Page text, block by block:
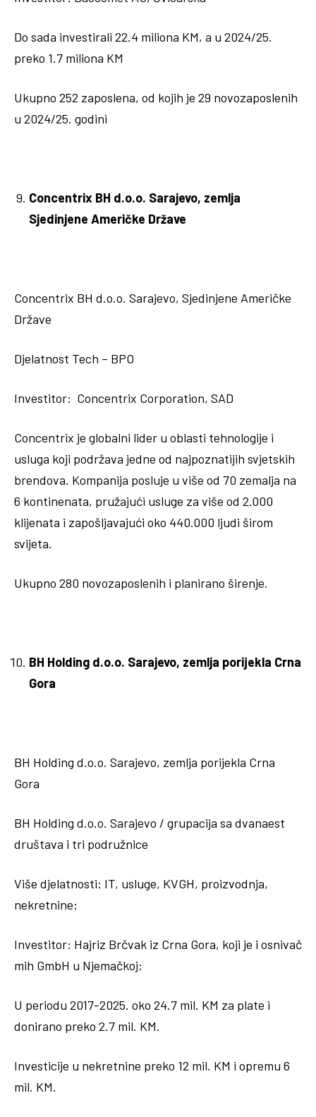
Do sada investirali 22.4 miliona KM, a u 2024/25.
preko 1.7 miliona KM
Ukupno 252 zaposlena, od kojih je 29 novozaposlenih
u 2024/25. godini
Concentrix BH d.o.o. Sarajevo, zemlja
Sjedinjene Američke Države
Concentrix BH d.o.o. Sarajevo, Sjedinjene Američke
Države
Djelatnost Tech – BPO
Investitor: Concentrix Corporation, SAD
Concentrix je globalni lider u oblasti tehnologije i
usluga koji podržava jedne od najpoznatijih svjetskih
brendova. Kompanija posluje u više od 70 zemalja na
6 kontinenata, pružajući usluge za više od 2.000
klijenata i zapošljavajući oko 440.000 ljudi širom
svijeta.
Ukupno 280 novozaposlenih i planirano širenje.
BH Holding d.o.o. Sarajevo, zemlja porijekla Crna
Gora
BH Holding d.o.o. Sarajevo, zemlja porijekla Crna
Gora
BH Holding d.o.o. Sarajevo / grupacija sa dvanaest
društava i tri podružnice
Više djelatnosti: IT, usluge, KVGH, proizvodnja,
nekretnine;
Investitor: Hajriz Brčvak iz Crna Gora, koji je i osnivač
mih GmbH u Njemačkoj;
U periodu 2017-2025. oko 24.7 mil. KM za plate i
donirano preko 2.7 mil. KM.
Investicije u nekretnine preko 12 mil. KM i opremu 6
mil. KM.